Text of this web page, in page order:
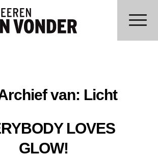
van: Licht
LOVES
GLOW!